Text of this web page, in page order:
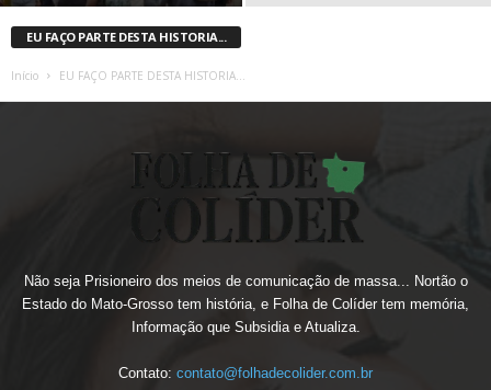
EU FAÇO PARTE DESTA HISTORIA...
Início EU FAÇO PARTE DESTA HISTORIA...
Não seja Prisioneiro dos meios de comunicação de massa... Nortão o
Estado do Mato-Grosso tem história, e Folha de Colíder tem memória,
Informação que Subsidia e Atualiza.
Contato: contato@folhadecolider.com.br